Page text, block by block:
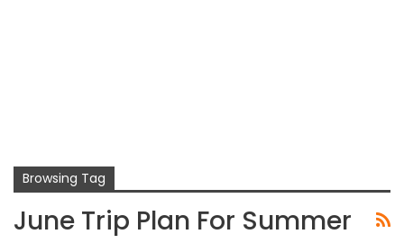
Browsing Tag
June Trip Plan For Summer